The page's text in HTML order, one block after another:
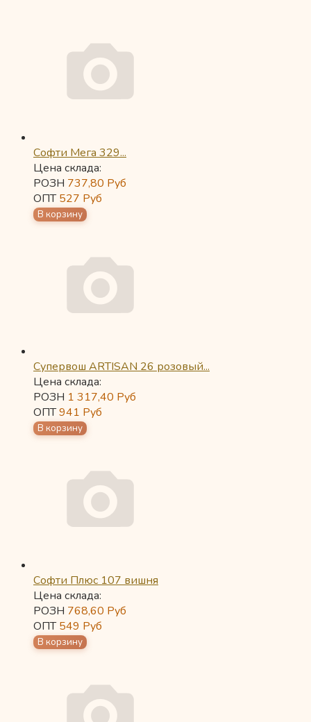
Софти Мега 329...
Цена склада:
РОЗН 737,80 Руб
ОПТ527 Руб
Супервош ARTISAN 26 розовый...
Цена склада:
РОЗН 1 317,40 Руб
ОПТ941 Руб
Софти Плюс 107 вишня
Цена склада:
РОЗН 768,60 Руб
ОПТ549 Руб